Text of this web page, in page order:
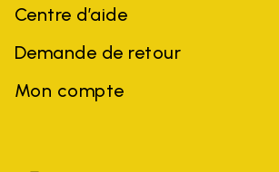
Centre d’aide
Demande de retour
Mon compte